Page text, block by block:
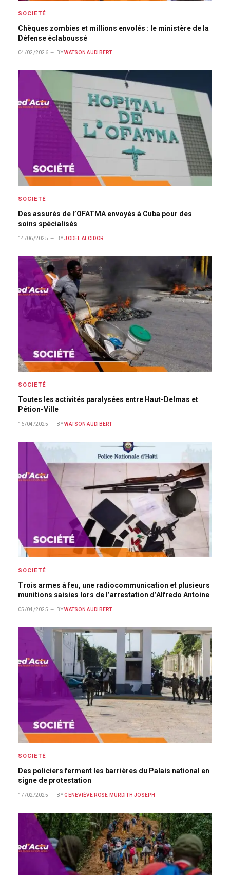
SOCIETÉ
Chèques zombies et millions envolés : le ministère de la
Défense éclaboussé
04/02/2026 BY WATSON AUDIBERT
SOCIETÉ
Des assurés de l’OFATMA envoyés à Cuba pour des
soins spécialisés
14/06/2025 BY JODEL ALCIDOR
SOCIETÉ
Toutes les activités paralysées entre Haut-Delmas et
Pétion-Ville
16/04/2025 BY WATSON AUDIBERT
SOCIETÉ
Trois armes à feu, une radiocommunication et plusieurs
munitions saisies lors de l’arrestation d’Alfredo Antoine
05/04/2025 BY WATSON AUDIBERT
SOCIETÉ
Des policiers ferment les barrières du Palais national en
signe de protestation
17/02/2025 BY GENEVIÈVE ROSE MURDITH JOSEPH